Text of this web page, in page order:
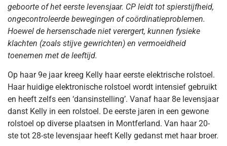
geboorte of het eerste levensjaar. CP leidt tot spierstijfheid,
ongecontroleerde bewegingen of coördinatieproblemen.
Hoewel de hersenschade niet verergert, kunnen fysieke
klachten (zoals stijve gewrichten) en vermoeidheid
toenemen met de leeftijd.
Op haar 9e jaar kreeg Kelly haar eerste elektrische rolstoel.
Haar huidige elektronische rolstoel wordt intensief gebruikt
en heeft zelfs een ‘dansinstelling’. Vanaf haar 8e levensjaar
danst Kelly in een rolstoel. De eerste jaren in een gewone
rolstoel op diverse plaatsen in Montferland. Van haar 20-
ste tot 28-ste levensjaar heeft Kelly gedanst met haar broer.